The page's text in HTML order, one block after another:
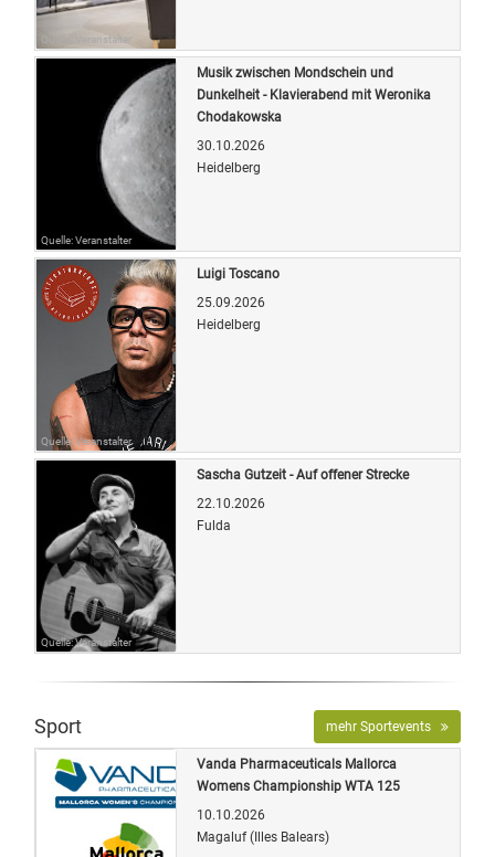
Quelle: Veranstalter
Quelle: Veranstalter
Musik zwischen Mondschein und
Dunkelheit - Klavierabend mit Weronika
Chodakowska
30.10.2026
Heidelberg
Quelle: Veranstalter
Luigi Toscano
25.09.2026
Heidelberg
Quelle: Veranstalter
Sascha Gutzeit - Auf offener Strecke
22.10.2026
Fulda
Sport mehr Sportevents
Vanda Pharmaceuticals Mallorca
Womens Championship WTA 125
10.10.2026
Magaluf (Illes Balears)